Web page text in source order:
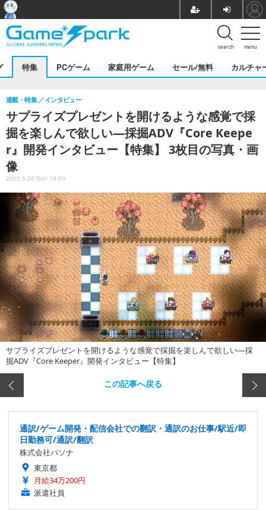
menu
search
特集 PCゲーム 家庭用ゲーム セール/無料 カルチャ
サプライズプレゼントを開けるような感覚で採
掘を楽しんで欲しい―採掘ADV『Core Keepe
r』開発インタビュー【特集】 3枚目の写真・画
像
連載・特集 インタビュー
2023.5.28 Sun 19:00
サプライズプレゼントを開けるような感覚で採掘を楽しんで欲しい―採
掘ADV『Core Keeper』開発インタビュー【特集】
この記事へ戻る
通訳/ゲーム開発・配信会社での翻訳・通訳のお仕事/駅近/即
日勤務可/通訳/翻訳
株式会社パソナ
東京都
月給34万200円
派遣社員